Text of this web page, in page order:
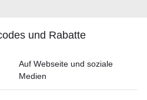
und Rabatte
Auf Webseite und soziale
Medien